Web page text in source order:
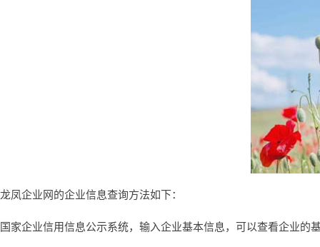
龙凤企业网的企业信息查询方法如下：
国家企业信用信息公示系统，输入企业基本信息，可以查看企业的